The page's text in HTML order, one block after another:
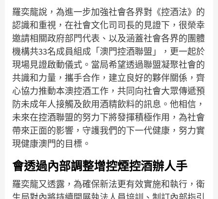
羅奕龍說，為進一步加強社會各界對《控酒法》的
認識和重視，在社會文化司司長的見證下，很榮幸
邀請相關政府部門代表、以及涵蓋社會各界的團體
機構共33名成員組成「澳門控酒聯盟」，更一起於
現場見證啟動儀式。當局希望透過聯盟凝聚社會的
共識和力量，攜手合作，建立良好的夥伴關係，齊
心協力推動本澳控酒工作，共同向社會大眾傳遞預
防未成年人接觸及飲用酒精飲料的訊息。他相信，
未來在控酒聯盟的努力下將發揮積極作用，為社會
帶來正面的影響，守護我們的下一代健康，努力實
現健康澳門的目標。
會透過內部調整增控煙控酒辦人手
羅奕龍又透露，為確保新法更有效實施和執行，衛